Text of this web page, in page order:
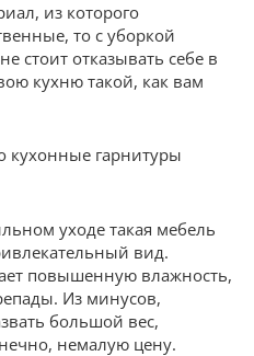
из которого
то с уборкой
стоит отказывать себе в
кухню такой, как вам
кухонные гарнитуры
уходе такая мебель
вид.
повышенную влажность,
Из минусов,
большой вес,
немалую цену.